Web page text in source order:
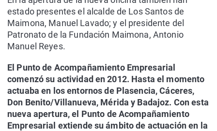
estado presentes el alcalde de Los Santos de
Maimona, Manuel Lavado; y el presidente del
Patronato de la Fundación Maimona, Antonio
Manuel Reyes.
El Punto de Acompañamiento Empresarial
comenzó su actividad en 2012. Hasta el momento
actuaba en los entornos de Plasencia, Cáceres,
Don Benito/Villanueva, Mérida y Badajoz. Con esta
nueva apertura, el Punto de Acompañamiento
Empresarial extiende su ámbito de actuación en la